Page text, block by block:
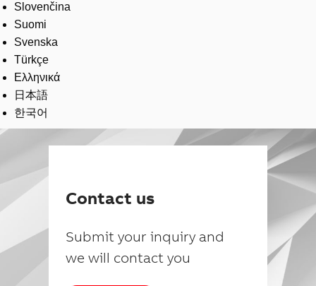
Slovenčina
Suomi
Svenska
Türkçe
Ελληνικά
日本語
한국어
Contact us
Submit your inquiry and
we will contact you